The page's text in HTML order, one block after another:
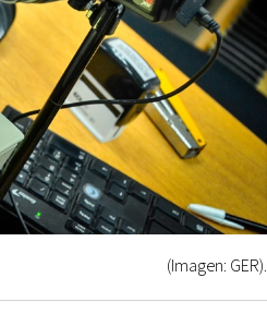
(Imagen: GER).